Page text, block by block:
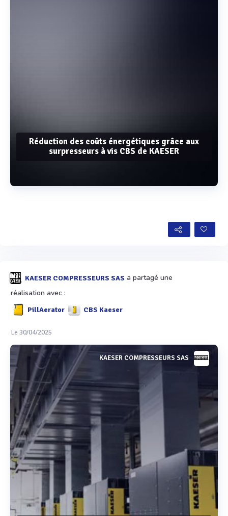
Réduction des coûts énergétiques grâce aux
surpresseurs à vis CBS de KAESER
KAESER COMPRESSEURS SAS a partagé une
réalisation avec :
PillAerator CBS Kaeser
Le 30/04/2025
KAESER COMPRESSEURS SAS